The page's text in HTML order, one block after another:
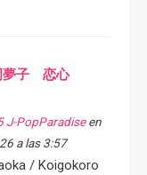
夢子 恋心
J-PopParadiseen
a las 3:57
/ Koigokoro